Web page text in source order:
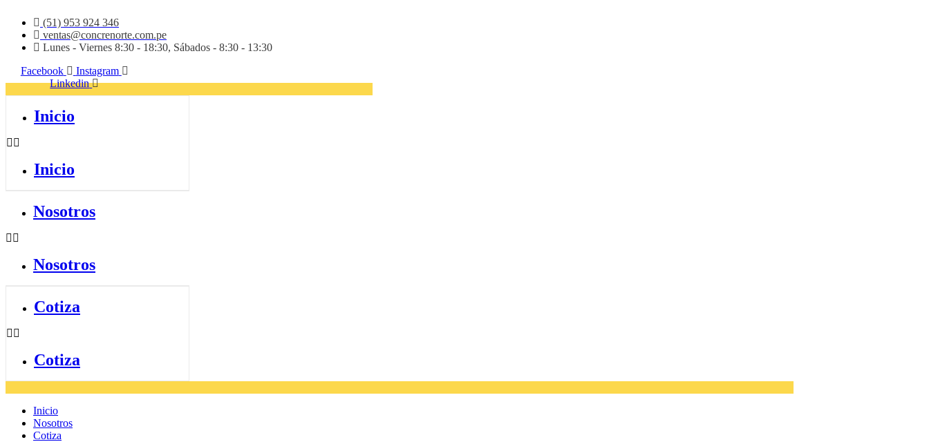
(51) 953 924 346
ventas@concrenorte.com.pe
Lunes - Viernes 8:30 - 18:30, Sábados - 8:30 - 13:30
Facebook
Instagram
Linkedin
Inicio
Inicio
Nosotros
Nosotros
Cotiza
Cotiza
Inicio
Nosotros
Cotiza